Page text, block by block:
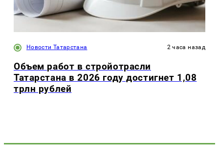
Новости Татарстана 2 часа назад
Объем работ в стройотрасли
Татарстана в 2026 году достигнет 1,08
трлн рублей